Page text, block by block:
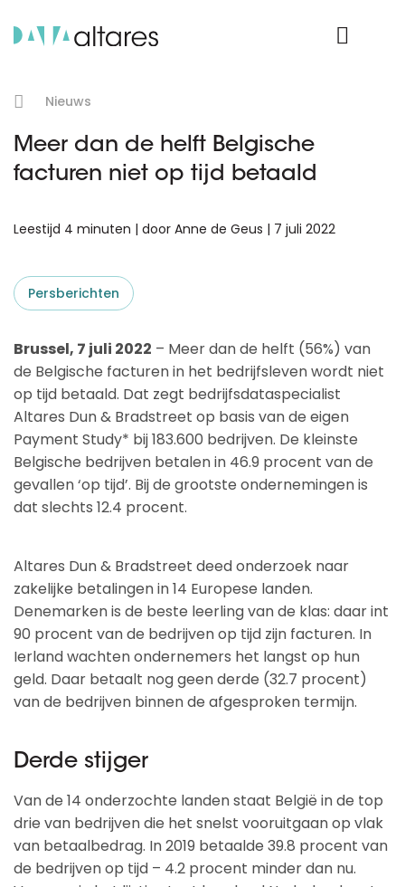
Nieuws
Meer dan de helft Belgische
facturen niet op tijd betaald
Leestijd 4 minuten | door Anne de Geus | 7 juli 2022
Persberichten
Brussel, 7 juli 2022 – Meer dan de helft (56%) van
de Belgische facturen in het bedrijfsleven wordt niet
op tijd betaald. Dat zegt bedrijfsdataspecialist
Altares Dun & Bradstreet op basis van de eigen
Payment Study* bij 183.600 bedrijven. De kleinste
Belgische bedrijven betalen in 46.9 procent van de
gevallen ‘op tijd’. Bij de grootste ondernemingen is
dat slechts 12.4 procent.
Altares Dun & Bradstreet deed onderzoek naar
zakelijke betalingen in 14 Europese landen.
Denemarken is de beste leerling van de klas: daar int
90 procent van de bedrijven op tijd zijn facturen. In
Ierland wachten ondernemers het langst op hun
geld. Daar betaalt nog geen derde (32.7 procent)
van de bedrijven binnen de afgesproken termijn.
Derde stijger
Van de 14 onderzochte landen staat België in de top
drie van bedrijven die het snelst vooruitgaan op vlak
van betaalbedrag. In 2019 betaalde 39.8 procent van
de bedrijven op tijd – 4.2 procent minder dan nu.